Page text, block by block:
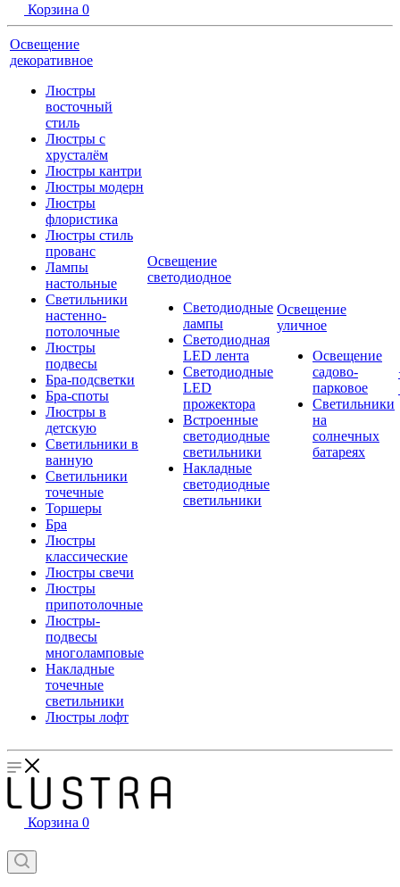
Корзина 0
Освещение
декоративное
Люстры
восточный
стиль
Люстры с
хрусталём
Люстры кантри
Люстры модерн
Люстры
флористика
Люстры стиль
прованс
Лампы
настольные
Светильники
настенно-
потолочные
Люстры
подвесы
Бра-подсветки
Бра-споты
Люстры в
детскую
Светильники в
ванную
Светильники
точечные
Торшеры
Бра
Люстры
классические
Люстры свечи
Люстры
припотолочные
Люстры-
подвесы
многоламповые
Накладные
точечные
светильники
Люстры лофт
Освещение
светодиодное
Светодиодные
лампы
Светодиодная
LED лента
Светодиодные
LED
прожектора
Встроенные
светодиодные
светильники
Накладные
светодиодные
светильники
Освещение
уличное
Освещение
садово-
парковое
Светильники
на
солнечных
батареях
Корзина 0